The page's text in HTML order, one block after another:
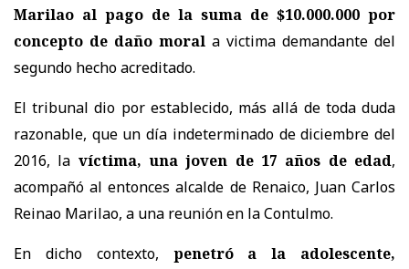
Marilao al pago de la suma de $10.000.000 por
concepto de daño moral a victima demandante del
segundo hecho acreditado.
El tribunal dio por establecido, más allá de toda duda
razonable, que un día indeterminado de diciembre del
2016, la víctima, una joven de 17 años de edad,
acompañó al entonces alcalde de Renaico, Juan Carlos
Reinao Marilao, a una reunión en la Contulmo.
En dicho contexto, penetró a la adolescente,